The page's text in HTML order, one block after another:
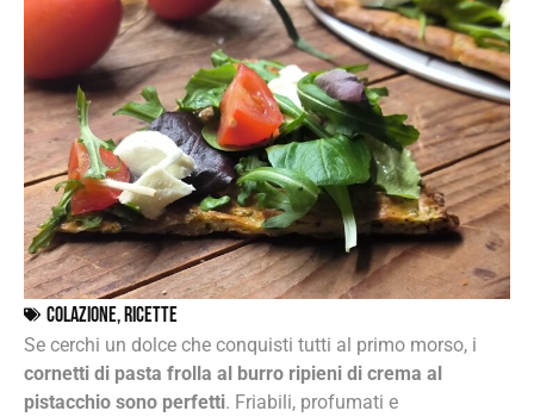
Colazione,Ricette
Se cerchi un dolce che conquisti tutti al primo morso, i
cornetti di pasta frolla al burro ripieni di crema al
pistacchio sono perfetti. Friabili, profumati e